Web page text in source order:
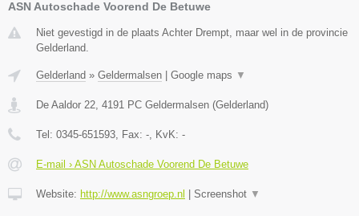
ASN Autoschade Voorend De Betuwe
Niet gevestigd in de plaats Achter Drempt, maar wel in de provincie
Gelderland.
Gelderland » Geldermalsen Google maps ▼
De Aaldor 22, 4191 PC Geldermalsen (Gelderland)
Tel: 0345-651593, Fax: -, KvK: -
E-mail › ASN Autoschade Voorend De Betuwe
Website: http://www.asngroep.nl Screenshot ▼